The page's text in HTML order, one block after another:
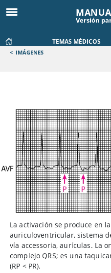
Versión
TEMAS MÉDICOS
< IMÁGENES
La activación se produce en
auriculoventricular, sistema
vía accessoria, aurículas. La
complejo QRS; es una
(RP < PR).